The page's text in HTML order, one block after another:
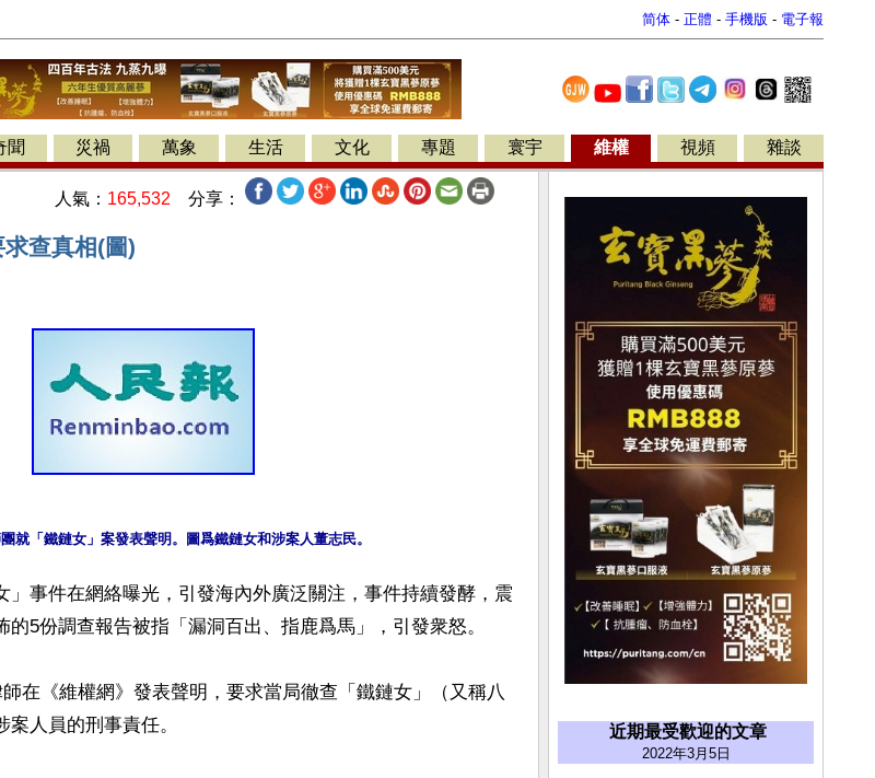
简体 - 正體 - 手機版 - 電子報
聞 災禍 萬象 生活 文化 專題 寰宇 維權 視頻 雜談
人氣： 165,532 分享：
查真相(圖)
」事件在網絡曝光，引發海內外廣泛關注，事件持續發酵，震
5份調查報告被指「漏洞百出、指鹿爲馬」，引發衆怒。
在《維權網》發表聲明，要求當局徹查「鐵鏈女」（又稱八
人員的刑事責任。
近期最受歡迎的文章
2022年3月5日